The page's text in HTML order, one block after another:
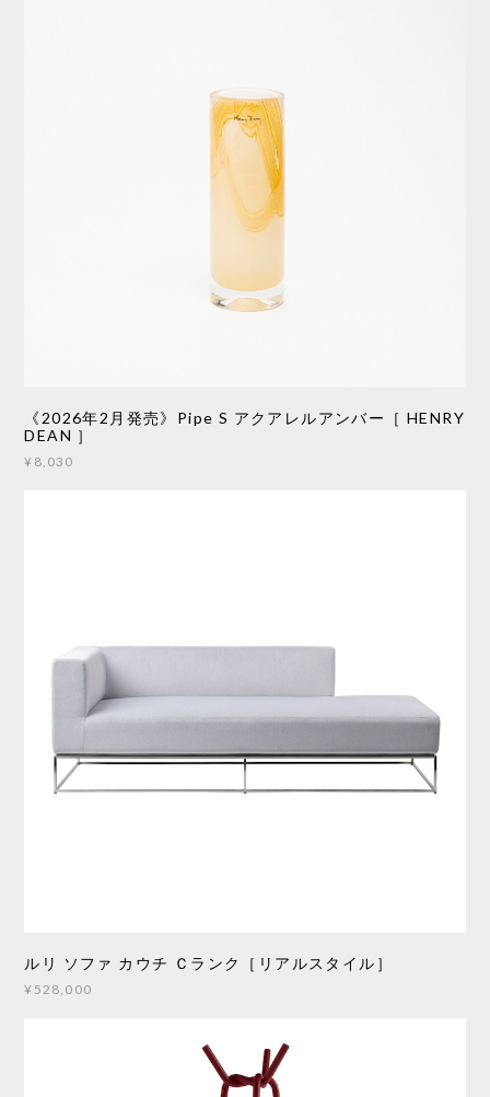
《2026年2月発売》Pipe S アクアレルアンバー［ HENRY
DEAN ］
¥8,030
ルリ ソファ カウチ Ｃランク［リアルスタイル］
¥528,000